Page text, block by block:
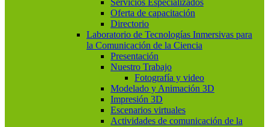
Servicios Especializados
Oferta de capacitación
Directorio
Laboratorio de Tecnologías Inmersivas para
la Comunicación de la Ciencia
Presentación
Nuestro Trabajo
Fotografía y video
Modelado y Animación 3D
Impresión 3D
Escenarios virtuales
Actividades de comunicación de la